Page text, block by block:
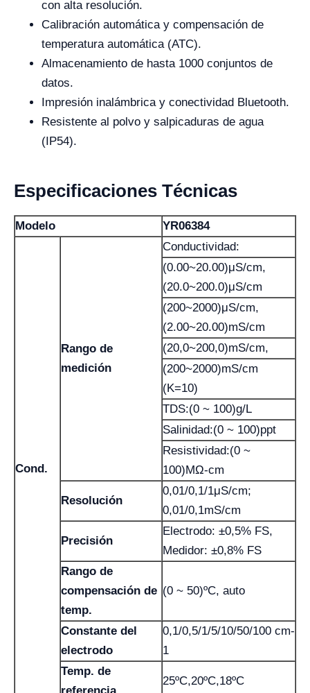
con alta resolución.
Calibración automática y compensación de
temperatura automática (ATC).
Almacenamiento de hasta 1000 conjuntos de
datos.
Impresión inalámbrica y conectividad Bluetooth.
Resistente al polvo y salpicaduras de agua
(IP54).
Especificaciones Técnicas
Modelo YR06384
Cond.
Rango de
medición
Conductividad:
(0.00~20.00)μS/cm,
(20.0~200.0)μS/cm
(200~2000)μS/cm,
(2.00~20.00)mS/cm
(20,0~200,0)mS/cm,
(200~2000)mS/cm
(K=10)
TDS:(0 ~ 100)g/L
Salinidad:(0 ~ 100)ppt
Resistividad:(0 ~
100)MΩ-cm
Resolución
0,01/0,1/1μS/cm;
0,01/0,1mS/cm
Precisión
Electrodo: ±0,5% FS,
Medidor: ±0,8% FS
Rango de
compensación de
temp.
(0 ~ 50)ºC, auto
Constante del
electrodo
0,1/0,5/1/5/10/50/100 cm-
1
Temp. de
25ºC,20ºC,18ºC